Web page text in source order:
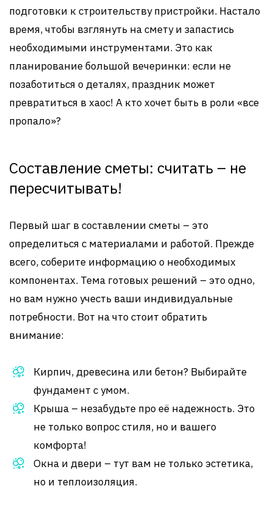
подготовки к строительству пристройки. Настало
время, чтобы взглянуть на смету и запастись
необходимыми инструментами. Это как
планирование большой вечеринки: если не
позаботиться о деталях, праздник может
превратиться в хаос! А кто хочет быть в роли «все
пропало»?
Составление сметы: считать – не
пересчитывать!
Первый шаг в составлении сметы – это
определиться с материалами и работой. Прежде
всего, соберите информацию о необходимых
компонентах. Тема готовых решений – это одно,
но вам нужно учесть ваши индивидуальные
потребности. Вот на что стоит обратить
внимание:
Кирпич, древесина или бетон? Выбирайте
фундамент с умом.
Крыша – незабудьте про её надежность. Это
не только вопрос стиля, но и вашего
комфорта!
Окна и двери – тут вам не только эстетика,
но и теплоизоляция.